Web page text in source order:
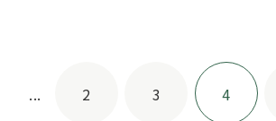
... 2 3 4